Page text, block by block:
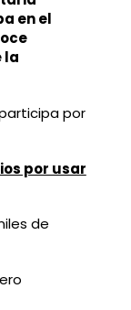
en el
la
por
por usar
de